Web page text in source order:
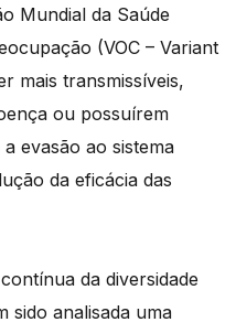
Mundial da Saúde
(VOC – Variant
mais transmissíveis,
ou possuírem
evasão ao sistema
da eficácia das
da diversidade
sido analisada uma